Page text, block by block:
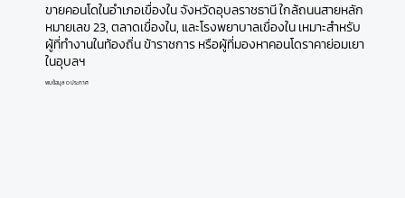
ขายคอนโดในอำเภอเขื่องใน จังหวัดอุบลราชธานี ใกล้ถนนสายหลัก
หมายเลข 23, ตลาดเขื่องใน, และโรงพยาบาลเขื่องใน เหมาะสำหรับ
ผู้ที่ทำงานในท้องถิ่น ข้าราชการ หรือผู้ที่มองหาคอนโดราคาย่อมเยา
ในอุบลฯ
พบข้อมูล 0 ประกาศ